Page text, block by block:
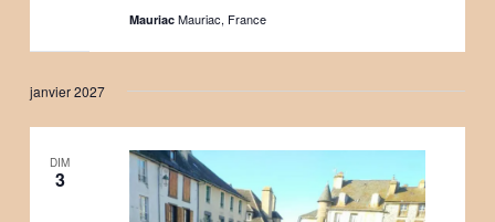
Mauriac Mauriac, France
janvier 2027
DIM
3